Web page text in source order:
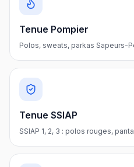
Tenue Pompier
Polos, sweats, parkas Sapeurs-
Tenue SSIAP
SSIAP 1, 2, 3 : polos rouges,